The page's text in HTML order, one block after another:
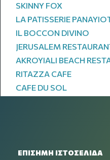
SKINNY FOX
LA PATISSERIE
IL BOCCON DIVINO
JERUSALEM
AKROYIALI BEACH
RITAZZA CAFE
CAFE DU SOL
ΕΠΙΣΗΜΗ ΙΣΤΟΣΕΛΙΔΑ